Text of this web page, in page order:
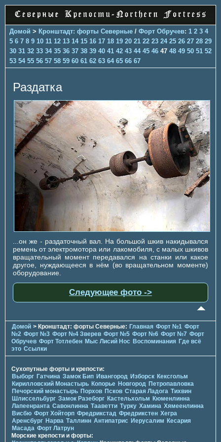
Домой > Кронштадт: форты Северные / Форт Обручев: 1 2 3 4
5 6 7 8 9 10 11 12 13 14 15 16 17 18 19 20 21 22 23 24 25 26 27 28 29
30 31 32 33 34 35 36 37 38 39 40 41 42 43 44 45 46 47 48 49 50 51 52
53 54 55 56 57 58 59 60 61 62 63 64 65 66 67
Раздатка
...он же - раздаточный вал. На большой шкив накидывался
ремень от электромотора или лакомобиля, с малых шкивов
вращательный момент передавался на станки или какое
другое, нуждающееся в нём (во вращательном моменте)
оборудование.
Следующее фото ->
Домой > Кронштадт: форты Северные: Главная Форт №1 Форт
№2 Форт №3 Форт №4 Зверев Форт №5 Форт №6 Форт №7 Форт
Обручев Форт Тотлебен Мыс Лисий Нос Воспоминания Где всё
это Ссылки
Сухопутные форты и крепости:
Выборг Гатчина Замок Бип Ивангород Изборск Кексгольм
Кирилловский Монастырь Копорье Новгород Петропавловка
Печорcкий монастырь Порхов Псков Старая Ладога Тихвин
Шлиссельбург Замок Разеборг Кастельхольм Кюменлинна
Лапеенранта Савонлинна Тааветти Турку Хамина Хямеенлинна
Висбю Форт Хойторп Фредрикстад Фредрикстен Хегра
Аренсбург Нарва Таллинн Антипатрис Иерусалим Кесария
Масада Форт Латрун
Морские крепости и форты: